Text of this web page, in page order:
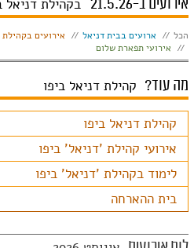
אירועים ב-21.5.26 בקהילת דניאל
הצג:
הכל ארועים בבית דניאל אירועים בקהילת
אירועי תפארת שלום
מה עוד? קהילת דניאל ביפו
קהילת דניאל ביפו
אירועי קהילת 'דניאל' ביפו
לימוד בקהילת 'דניאל' ביפו
בית ההארחה